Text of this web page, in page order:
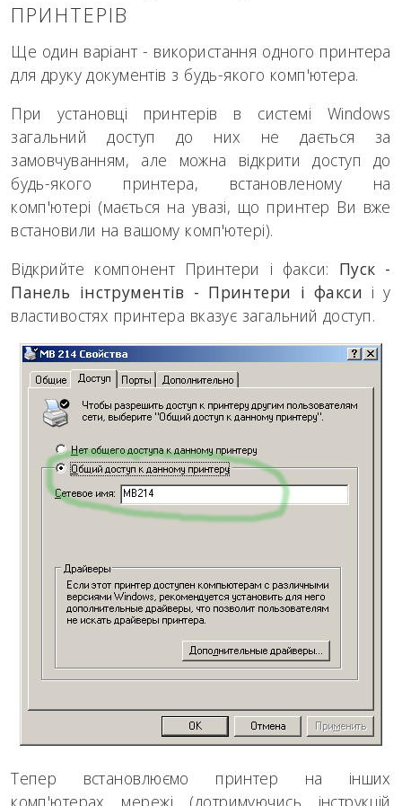
ПРИНТЕРІВ
Ще один варіант - використання одного принтера
для друку документів з будь-якого комп'ютера.
При установці принтерів в системі Windows
загальний доступ до них не дається за
замовчуванням, але можна відкрити доступ до
будь-якого принтера, встановленому на
комп'ютері (мається на увазі, що принтер Ви вже
встановили на вашому комп'ютері).
Відкрийте компонент Принтери і факси: Пуск -
Панель інструментів - Принтери і факси і у
властивостях принтера вказує загальний доступ.
Тепер встановлюємо принтер на інших
комп'ютерах мережі (дотримуючись інструкцій